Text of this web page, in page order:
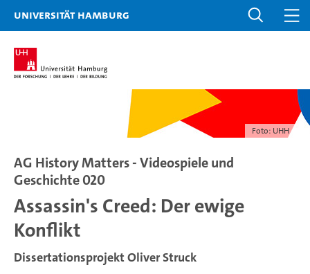
Universität Hamburg
Foto: UHH
AG History Matters - Videospiele und
Geschichte 020
Assassin's Creed: Der ewige
Konflikt
Dissertationsprojekt Oliver Struck